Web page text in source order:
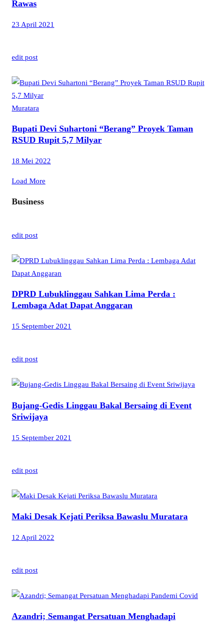
Rawas
23 April 2021
edit post
Muratara
Bupati Devi Suhartoni “Berang” Proyek Taman
RSUD Rupit 5,7 Milyar
18 Mei 2022
Load More
Business
edit post
DPRD Lubuklinggau Sahkan Lima Perda :
Lembaga Adat Dapat Anggaran
15 September 2021
edit post
Bujang-Gedis Linggau Bakal Bersaing di Event
Sriwijaya
15 September 2021
edit post
Maki Desak Kejati Periksa Bawaslu Muratara
12 April 2022
edit post
Azandri; Semangat Persatuan Menghadapi